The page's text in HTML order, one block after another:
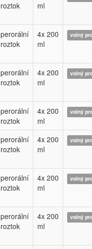
roztok
ml
perorální
roztok
4x 200
ml
volný
perorální
roztok
4x 200
ml
volný
perorální
roztok
4x 200
ml
volný
perorální
roztok
4x 200
ml
volný
perorální
roztok
4x 200
ml
volný
perorální
roztok
4x 200
ml
volný